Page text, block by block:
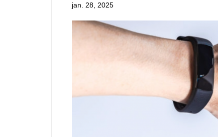
jan. 28, 2025